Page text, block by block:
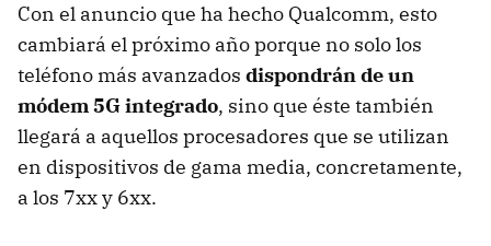
Con el anuncio que ha hecho Qualcomm, esto
cambiará el próximo año porque no solo los
teléfono más avanzados dispondrán de un
módem 5G integrado, sino que éste también
llegará a aquellos procesadores que se utilizan
en dispositivos de gama media, concretamente,
a los 7xx y 6xx.